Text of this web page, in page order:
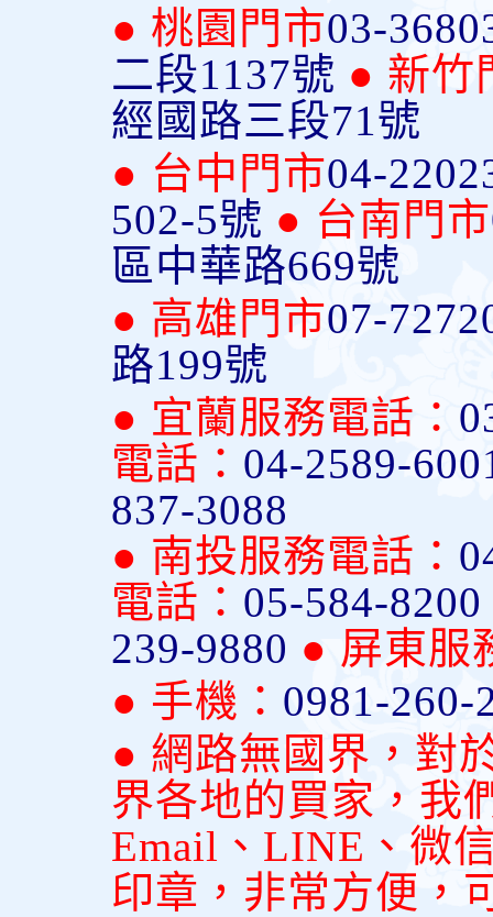
● 桃園門市03-
二段1137號 ● 新竹
經國路三段71號
● 台中門市04-
502-5號 ● 台南門市
區中華路669號
● 高雄門市07-
路199號
● 宜蘭服務電話：
電話： 04-2589-
837-3088
● 南投服務電話：
電話： 05-584-8200
239-9880 ● 屏東服
● 手機： 0981-260-
● 網路無國界，對
界各地的買家，我
Email、LINE、微
印章，非常方便，